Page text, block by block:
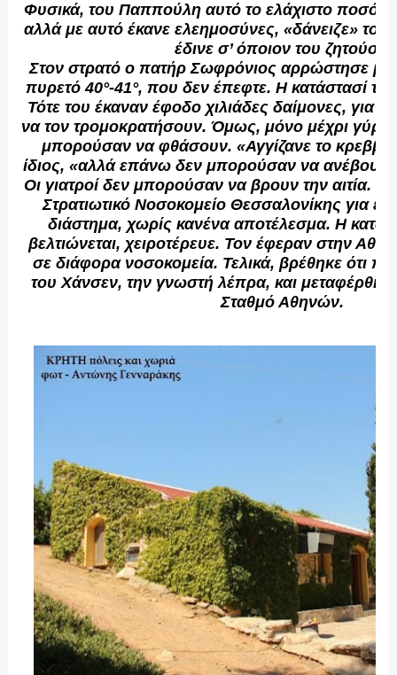
Φυσικά, του Παππούλη αυτό το ελάχιστο ποσό
αλλά με αυτό έκανε ελεημοσύνες, «δάνειζε»
έδινε σ’ όποιον του ζητούσε.
Στον στρατό ο πατήρ Σωφρόνιος αρρώστησε
πυρετό 40°-41°, που δεν έπεφτε. Η κατάστασί
Τότε του έκαναν έφοδο χιλιάδες δαίμονες, για
να τον τρομοκρατήσουν. Όμως, μόνο μέχρι
μπορούσαν να φθάσουν. «Αγγίζανε το
ίδιος, «αλλά επάνω δεν μπορούσαν να
Οι γιατροί δεν μπορούσαν να βρουν την αιτία.
Στρατιωτικό Νοσοκομείο Θεσσαλονίκης για
διάστημα, χωρίς κανένα αποτέλεσμα. Η
βελτιώνεται, χειροτέρευε. Τον έφεραν στην
σε διάφορα νοσοκομεία. Τελικά, βρέθηκε ότι
του Χάνσεν, την γνωστή λέπρα, και
Σταθμό Αθηνών.